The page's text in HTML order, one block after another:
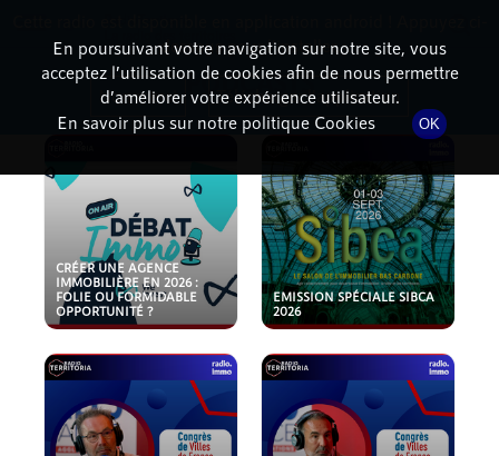
PODCASTS
CRÉER UNE AGENCE
IMMOBILIÈRE EN 2026 :
FOLIE OU FORMIDABLE
OPPORTUNITÉ ?
EMISSION SPÉCIALE SIBCA
2026
En poursuivant votre navigation sur notre site, vous
acceptez l’utilisation de cookies afin de nous permettre
d’améliorer votre expérience utilisateur.
En savoir plus sur notre politique Cookies
OK
dessous pour l'installer.
Non merci Télécharger l'application